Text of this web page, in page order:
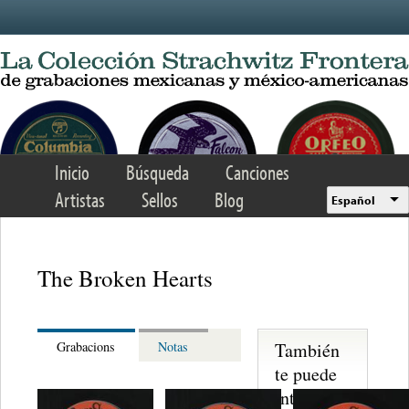
Inicio Búsqueda
Canciones
Artistas
Sellos Blog Español
The Broken Hearts
Grabacions Notas
También
te puede
interesar...